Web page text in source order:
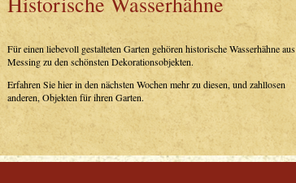
Für einen liebevoll gestalteten Garten gehören historische Wasserhähne aus
Messing zu den schönsten Dekorationsobjekten.
Erfahren Sie hier in den nächsten Wochen mehr zu diesen, und zahllosen
anderen, Objekten für ihren Garten.